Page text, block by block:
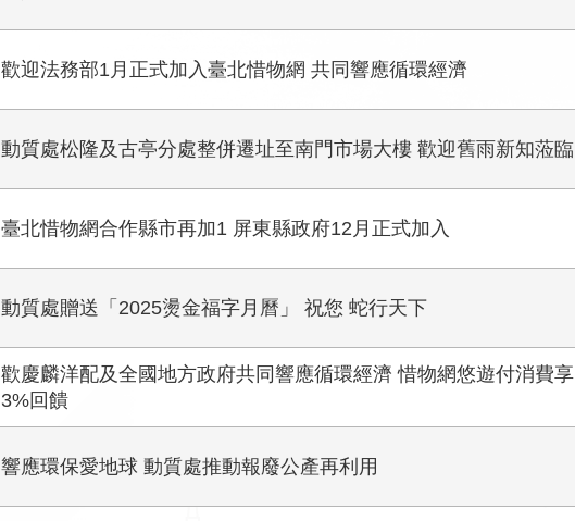
歡迎法務部1月正式加入臺北惜物網 共同響應循環經濟
動質處松隆及古亭分處整併遷址至南門市場大樓 歡迎舊雨新知蒞臨
臺北惜物網合作縣市再加1 屏東縣政府12月正式加入
動質處贈送「2025燙金福字月曆」 祝您 蛇行天下
歡慶麟洋配及全國地方政府共同響應循環經濟 惜物網悠遊付消費享
3%回饋
響應環保愛地球 動質處推動報廢公產再利用